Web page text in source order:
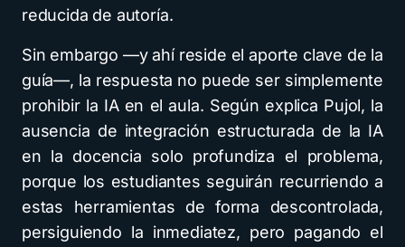
reducida de autoría.
Sin embargo —y ahí reside el aporte clave de la
guía—, la respuesta no puede ser simplemente
prohibir la IA en el aula. Según explica Pujol, la
ausencia de integración estructurada de la IA
en la docencia solo profundiza el problema,
porque los estudiantes seguirán recurriendo a
estas herramientas de forma descontrolada,
persiguiendo la inmediatez, pero pagando el